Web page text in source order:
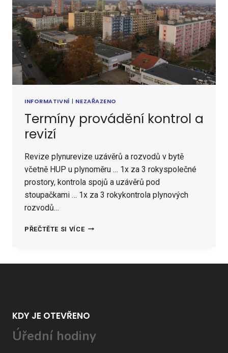
INFORMATIVNÍ | NEZAŘAZENO
Termíny provádění kontrol a
revizí
Revize plynurevize uzávěrů a rozvodů v bytě
včetně HUP u plynoměru … 1x za 3 rokyspolečné
prostory, kontrola spojů a uzávěrů pod
stoupačkami … 1x za 3 rokykontrola plynových
rozvodů…
PŘEČTĚTE SI VÍCE TERMÍNY
KDY JE OTEVŘENO
Úřední hodiny